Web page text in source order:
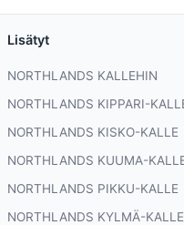
Lisätyt
NORTHLANDS KALLEHIN
NORTHLANDS KIPPARI-
NORTHLANDS KISKO-KALLE
NORTHLANDS KUUMA-
NORTHLANDS PIKKU-KALLE
NORTHLANDS KYLMÄ-KALLE